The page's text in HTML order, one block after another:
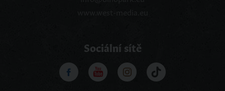
Sociální sítě